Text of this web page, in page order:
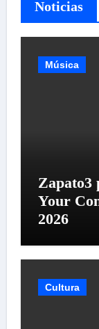
Noticias
Música
Zapato3
Your
2026
Cultura